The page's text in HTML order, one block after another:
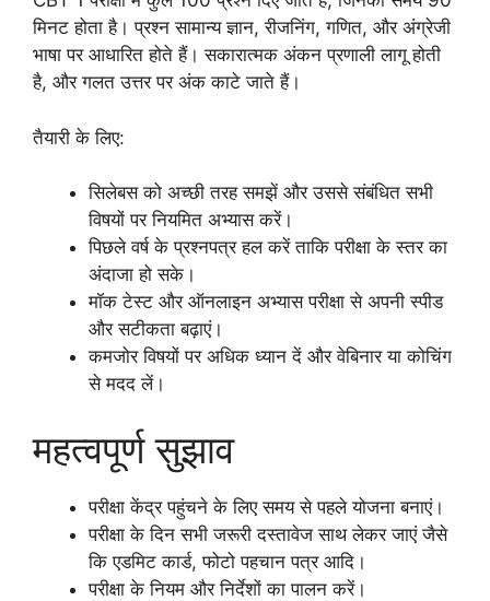
मिनट होता है। प्रश्न सामान्य ज्ञान, रीजनिंग, गणित, और अंग्रेजी
भाषा पर आधारित होते हैं। सकारात्मक अंकन प्रणाली लागू होती
है, और गलत उत्तर पर अंक काटे जाते हैं।
तैयारी के लिए:
सिलेबस को अच्छी तरह समझें और उससे संबंधित सभी
विषयों पर नियमित अभ्यास करें।
पिछले वर्ष के प्रश्नपत्र हल करें ताकि परीक्षा के स्तर का
अंदाजा हो सके।
मॉक टेस्ट और ऑनलाइन अभ्यास परीक्षा से अपनी स्पीड
और सटीकता बढ़ाएं।
कमजोर विषयों पर अधिक ध्यान दें और वेबिनार या कोचिंग
से मदद लें।
महत्वपूर्ण सुझाव
परीक्षा केंद्र पहुंचने के लिए समय से पहले योजना बनाएं।
परीक्षा के दिन सभी जरूरी दस्तावेज साथ लेकर जाएं जैसे
कि एडमिट कार्ड, फोटो पहचान पत्र आदि।
परीक्षा के नियम और निर्देशों का पालन करें।